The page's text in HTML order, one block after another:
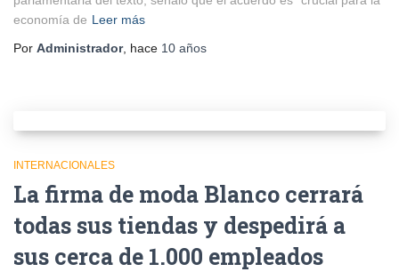
economía de Leer más
Por Administrador, hace 10 años
INTERNACIONALES
La firma de moda Blanco cerrará
todas sus tiendas y despedirá a
sus cerca de 1.000 empleados